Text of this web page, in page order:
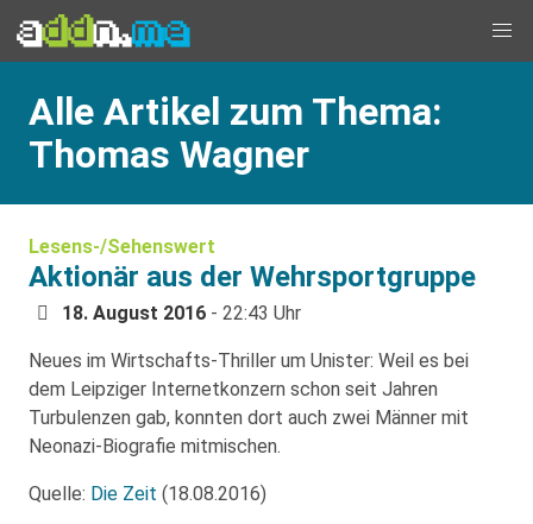
Alle Artikel zum Thema:
Thomas Wagner
Lesens-/Sehenswert
Aktionär aus der Wehrsportgruppe
18. August 2016 - 22:43 Uhr
Neues im Wirtschafts-Thriller um Unister: Weil es bei
dem Leipziger Internetkonzern schon seit Jahren
Turbulenzen gab, konnten dort auch zwei Männer mit
Neonazi-Biografie mitmischen.
Quelle: Die Zeit (18.08.2016)